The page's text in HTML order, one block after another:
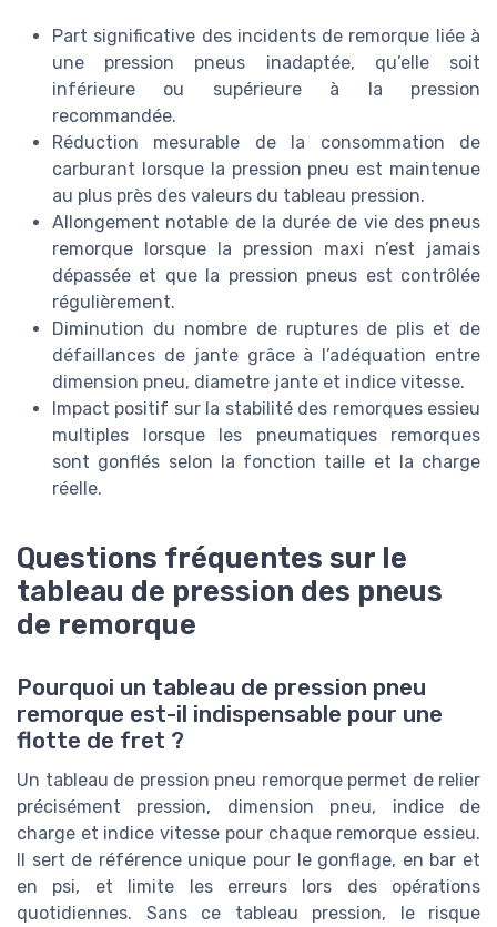
Part significative des incidents de remorque liée à
une pression pneus inadaptée, qu’elle soit
inférieure ou supérieure à la pression
recommandée.
Réduction mesurable de la consommation de
carburant lorsque la pression pneu est maintenue
au plus près des valeurs du tableau pression.
Allongement notable de la durée de vie des pneus
remorque lorsque la pression maxi n’est jamais
dépassée et que la pression pneus est contrôlée
régulièrement.
Diminution du nombre de ruptures de plis et de
défaillances de jante grâce à l’adéquation entre
dimension pneu, diametre jante et indice vitesse.
Impact positif sur la stabilité des remorques essieu
multiples lorsque les pneumatiques remorques
sont gonflés selon la fonction taille et la charge
réelle.
Questions fréquentes sur le
tableau de pression des pneus
de remorque
Pourquoi un tableau de pression pneu
remorque est-il indispensable pour une
flotte de fret ?
Un tableau de pression pneu remorque permet de relier
précisément pression, dimension pneu, indice de
charge et indice vitesse pour chaque remorque essieu.
Il sert de référence unique pour le gonflage, en bar et
en psi, et limite les erreurs lors des opérations
quotidiennes. Sans ce tableau pression, le risque